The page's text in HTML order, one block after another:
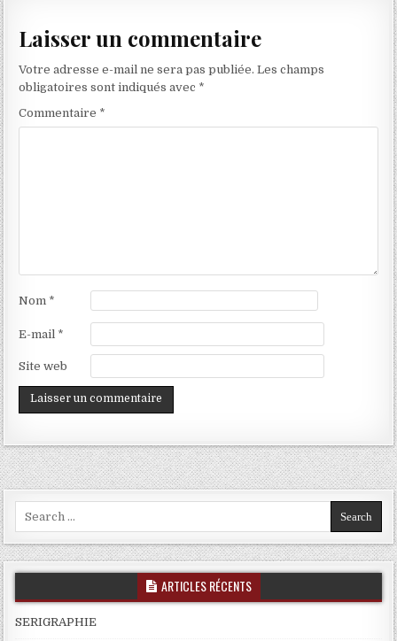
Laisser un commentaire
Votre adresse e-mail ne sera pas publiée. Les champs
obligatoires sont indiqués avec *
Commentaire *
Nom *
E-mail *
Site web
ARTICLES RÉCENTS
SERIGRAPHIE